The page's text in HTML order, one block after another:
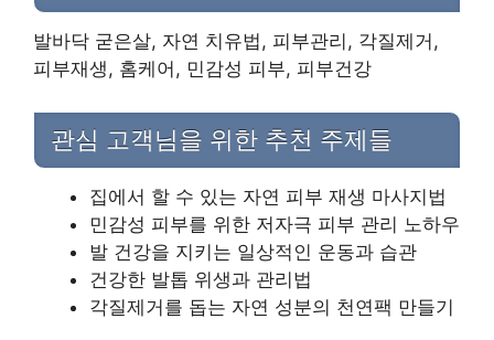
발바닥 굳은살, 자연 치유법, 피부관리, 각질제거,
피부재생, 홈케어, 민감성 피부, 피부건강
관심 고객님을 위한 추천 주제들
집에서 할 수 있는 자연 피부 재생 마사지법
민감성 피부를 위한 저자극 피부 관리 노하우
발 건강을 지키는 일상적인 운동과 습관
건강한 발톱 위생과 관리법
각질제거를 돕는 자연 성분의 천연팩 만들기